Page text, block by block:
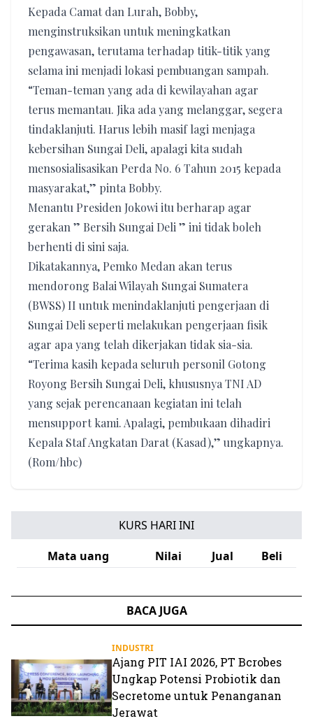
Kepada Camat dan Lurah, Bobby,
menginstruksikan untuk meningkatkan
pengawasan, terutama terhadap titik-titik yang
selama ini menjadi lokasi pembuangan sampah.
“Teman-teman yang ada di kewilayahan agar
terus memantau. Jika ada yang melanggar, segera
tindaklanjuti. Harus lebih masif lagi menjaga
kebersihan Sungai Deli, apalagi kita sudah
mensosialisasikan Perda No. 6 Tahun 2015 kepada
masyarakat,” pinta Bobby.
Menantu Presiden Jokowi itu berharap agar
gerakan ” Bersih Sungai Deli ” ini tidak boleh
berhenti di sini saja.
Dikatakannya, Pemko Medan akan terus
mendorong Balai Wilayah Sungai Sumatera
(BWSS) II untuk menindaklanjuti pengerjaan di
Sungai Deli seperti melakukan pengerjaan fisik
agar apa yang telah dikerjakan tidak sia-sia.
“Terima kasih kepada seluruh personil Gotong
Royong Bersih Sungai Deli, khususnya TNI AD
yang sejak perencanaan kegiatan ini telah
mensupport kami. Apalagi, pembukaan dihadiri
Kepala Staf Angkatan Darat (Kasad),” ungkapnya.
(Rom/hbc)
KURS HARI INI
Mata uang
Nilai Jual Beli
BACA JUGA
INDUSTRI
Ajang PIT IAI 2026, PT Bcrobes
Ungkap Potensi Probiotik dan
Secretome untuk Penanganan
Jerawat